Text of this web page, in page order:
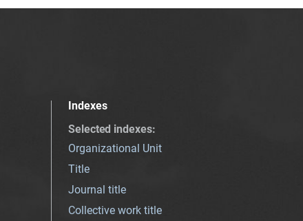
Indexes
Selected indexes:
Organizational Unit
Title
Journal title
Collective work title